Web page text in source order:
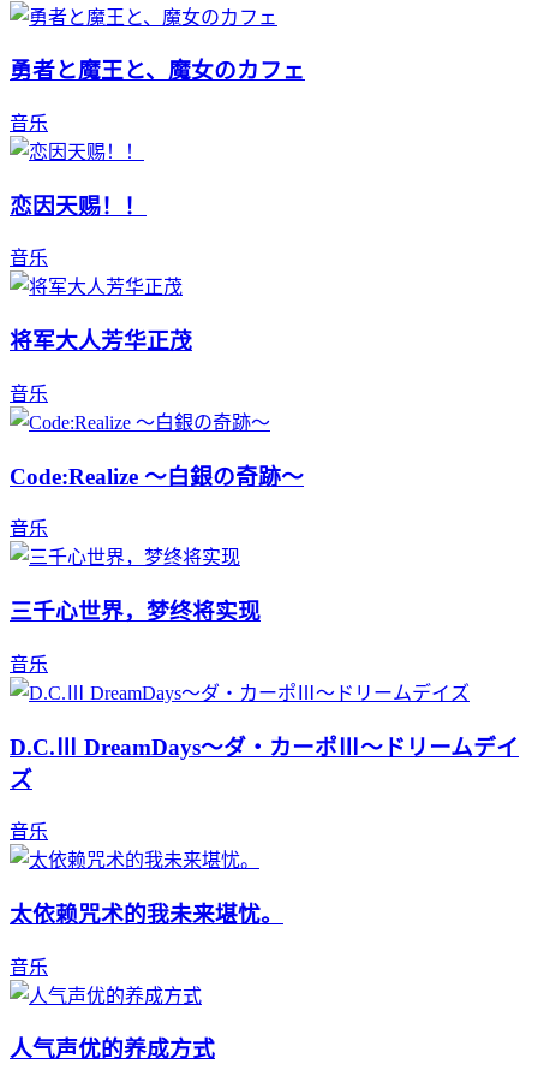
勇者と魔王と、魔女のカフェ
音乐
恋因天赐！！
音乐
将军大人芳华正茂
音乐
Code:Realize ～白銀の奇跡～
音乐
三千心世界，梦终将实现
音乐
D.C.Ⅲ DreamDays～ダ・カーポⅢ～ドリームデイ
ズ
音乐
太依赖咒术的我未来堪忧。
音乐
人气声优的养成方式